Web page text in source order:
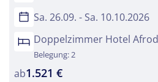
Sa. 26.09. - Sa. 10.10.2026
Doppelzimmer Hotel
Belegung: 2
ab1.521 €